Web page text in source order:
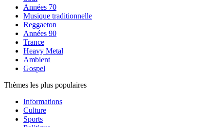
Années 70
Musique traditionnelle
Reggaeton
Années 90
Trance
Heavy Metal
Ambient
Gospel
Thèmes les plus populaires
Informations
Culture
Sports